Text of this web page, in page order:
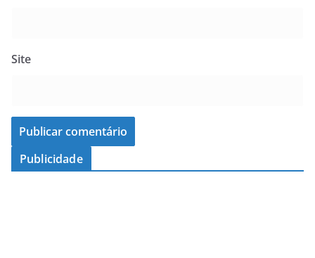
Site
Publicidade